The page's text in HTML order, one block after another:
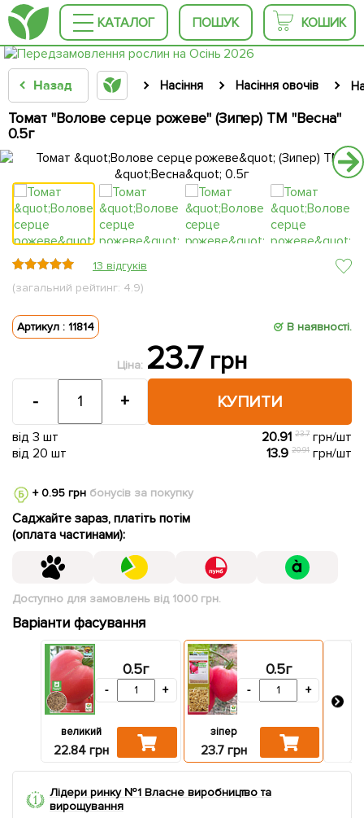
КАТАЛОГ ПОШУК КОШИК
Назад Насіння Насіння овочів
Томат "Волове серце рожеве" (Зипер) ТМ "Весна"
0.5г
13 відгуків
(загальний рейтинг: 4.9)
Артикул : 11814 В наявності.
Ціна: 23.7грн
КУПИТИ
- +
від 3 шт 20.9123.7 грн/шт
від 20 шт
13.920.91 грн/шт
+ 0.95 грнбонусів за покупку
Саджайте зараз, платіть потім
(оплата частинами):
Доступно для замовлень від 1000 грн.
Варіанти фасування
0.5г
- +
великий
22.84 грн
0.5г
- +
зіпер
23.7 грн
Лідери ринку №1 Власне виробництво та
вирощування